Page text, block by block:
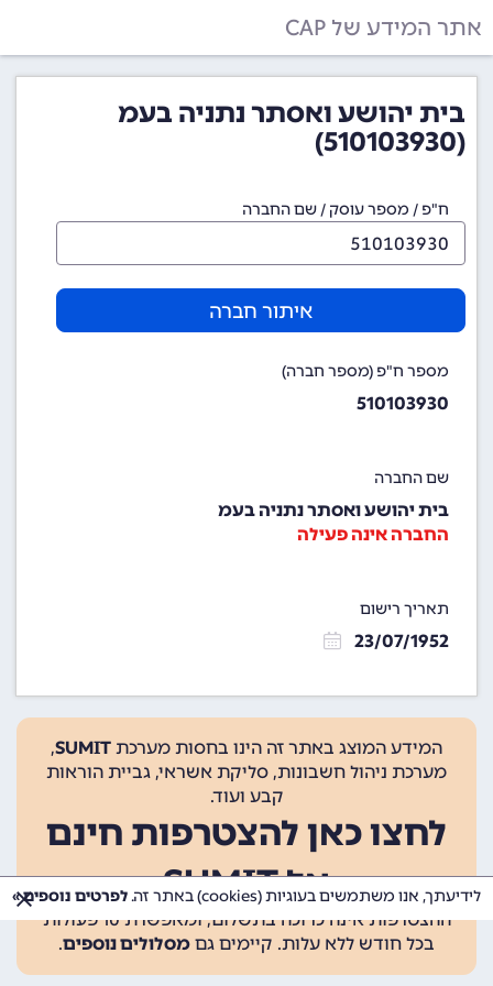
אתר המידע של CAP
בית יהושע ואסתר נתניה בעמ
(510103930)
ח"פ / מספר עוסק / שם החברה
איתור חברה
מספר ח"פ (מספר חברה)
510103930
שם החברה
בית יהושע ואסתר נתניה בעמ
החברה אינה פעילה
תאריך רישום
23/07/1952
המידע המוצג באתר זה הינו בחסות מערכת SUMIT
,
מערכת ניהול חשבונות, סליקת אשראי, גביית הוראות
קבע ועוד.
לחצו כאן להצטרפות חינם
אל SUMIT
ההצטרפות אינה כרוכה בתשלום, ומאפשרת 10 פעולות
בכל חודש ללא עלות. קיימים גם מסלולים נוספים.
לידיעתך, אנו משתמשים בעוגיות (cookies) באתר זה. לפרטים נוספים »